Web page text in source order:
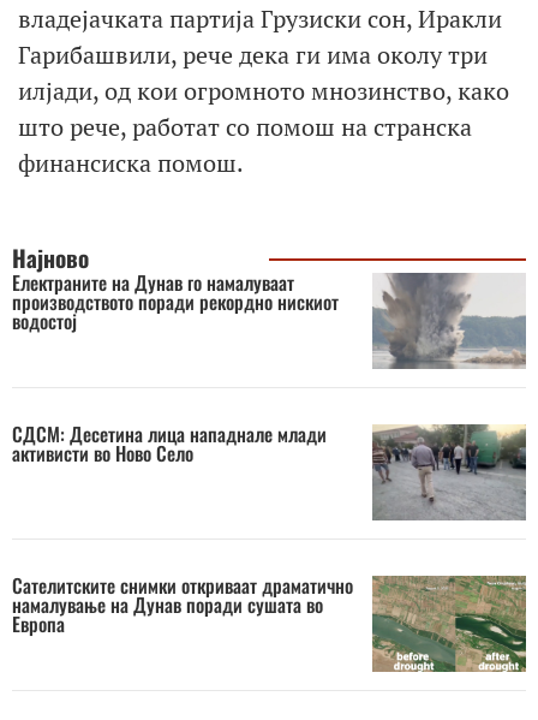
владејачката партија Грузиски сон, Иракли
Гарибашвили, рече дека ги има околу три
илјади, од кои огромното мнозинство, како
што рече, работат со помош на странска
финансиска помош.
Најново
Електраните на Дунав го намалуваат
производството поради рекордно нискиот
водостој
СДСМ: Десетина лица нападнале млади
активисти во Ново Село
Сателитските снимки откриваат драматично
намалување на Дунав поради сушата во
Европа